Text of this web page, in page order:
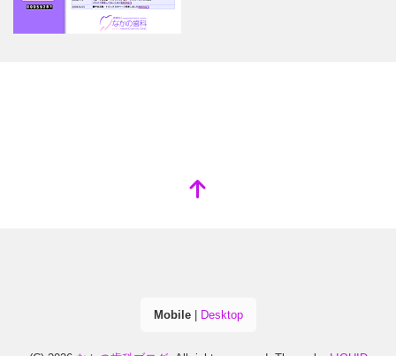
Mobile| Desktop